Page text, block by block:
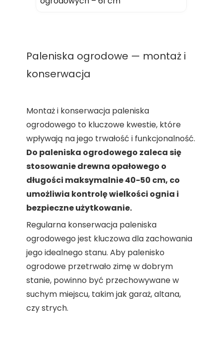
Paleniska ogrodowe — montaż i
konserwacja
Montaż i konserwacja paleniska
ogrodowego to kluczowe kwestie, które
wpływają na jego trwałość i funkcjonalność.
Do paleniska ogrodowego zaleca się
stosowanie drewna opałowego o
długości maksymalnie 40-50 cm, co
umożliwia kontrolę wielkości ognia i
bezpieczne użytkowanie.
Regularna konserwacja paleniska
ogrodowego jest kluczowa dla zachowania
jego idealnego stanu. Aby palenisko
ogrodowe przetrwało zimę w dobrym
stanie, powinno być przechowywane w
suchym miejscu, takim jak garaż, altana,
czy strych.